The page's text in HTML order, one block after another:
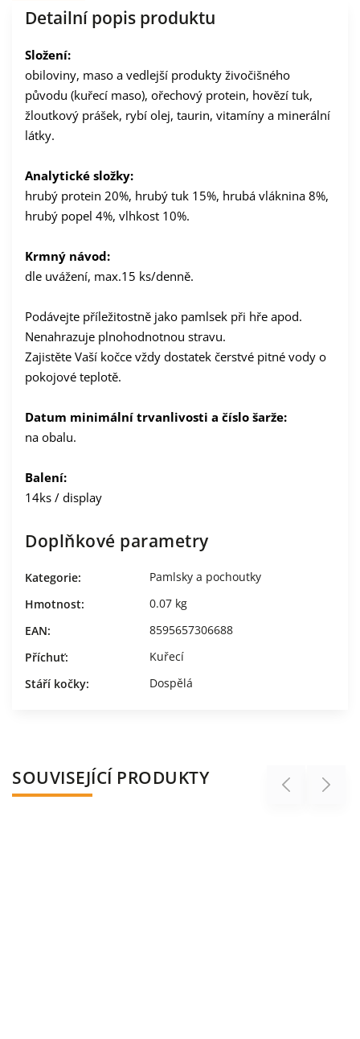
Detailní popis produktu
Složení:
obiloviny, maso a vedlejší produkty živočišného
původu (kuřecí maso), ořechový protein, hovězí tuk,
žloutkový prášek, rybí olej, taurin, vitamíny a minerální
látky.
Analytické složky:
hrubý protein 20%, hrubý tuk 15%, hrubá vláknina 8%,
hrubý popel 4%, vlhkost 10%.
Krmný návod:
dle uvážení, max.15 ks/denně.
Podávejte příležitostně jako pamlsek při hře apod.
Nenahrazuje plnohodnotnou stravu.
Zajistěte Vaší kočce vždy dostatek čerstvé pitné vody o
pokojové teplotě.
Datum minimální trvanlivosti a číslo šarže:
na obalu.
Balení:
14ks / display
Doplňkové parametry
Kategorie:
Pamlsky a pochoutky
Hmotnost:
0.07 kg
EAN:
8595657306688
Příchuť:
Kuřecí
Stáří kočky: Dospělá
SOUVISEJÍCÍ PRODUKTY Previous Next